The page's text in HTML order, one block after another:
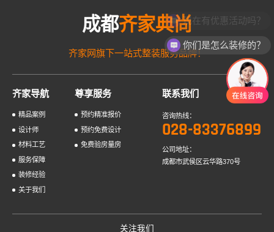
成都齐家典尚
齐家网旗下一站式整装服务品牌！
齐家导航
精品案例
设计师
材料工艺
服务保障
装修经验
关于我们
尊享服务
预约精准报价
预约免费设计
免费验房量房
联系我们
咨询热线：
028-83376899
公司地址：
成都市武侯区云华路370号
关注我们
你们是怎么装修的？
现在有优惠活动吗？